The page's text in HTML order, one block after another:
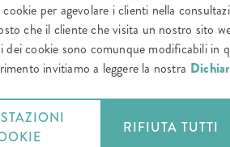
per agevolare i clienti nella
che il cliente che visita un nostro sito
dei cookie sono comunque modificabili in
invitiamo a leggere la nostra
RIFIUTA TUTTI